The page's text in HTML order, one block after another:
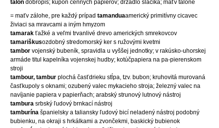
talón dobropis; kupón cenných papierov; držadlo sláčika; maťv talóne
= maťv zálohe, pre každý prípad tamanduaamerický primitívny cicavec
živiaci sa mravcami a iným hmyzom
tamarak ťažké a veľmi trvanlivé drevo amerických smrekovcov
tamariškusozdobný stredomorský ker s ružovými kvetmi
tambor vojenský bubeník, spravidla u vyššej jednotky; v rakúsko-uhorskej
armáde titul kapelníka vojenskej hudby; kotúčpapiera na pa-pierenskom
stroji
tambour, tambur plochá časťdrieku stĺpa, tzv. bubon; kruhovitá murovaná
časťkupoly s oknami; ozubený valec mykacieho stroja; železný valec na
navíjanie papiera v papierňach; arabský strunový lutnový nástroj
tambura srbský ľudový brnkací nástroj
tamburína španielsky a taliansky ľudový bicí neladený nástroj podobný
bubienku, na okraji s hrkálkami a zvončekmi, baskický bubienok